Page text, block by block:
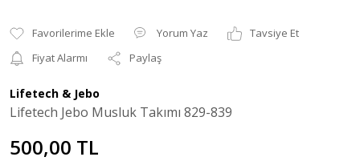
Yorum Yaz
Tavsiye Et
Fiyat Alarmı
Paylaş
Lifetech & Jebo
Lifetech Jebo Musluk Takımı 829-839
500,00 TL